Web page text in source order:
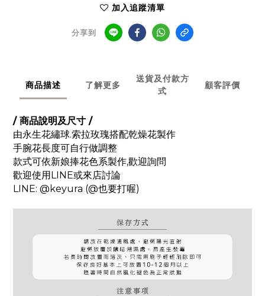
加入追蹤清單
分享到
商品描述 了解更多
送貨及付款方
式
顧客評價
/ 商品說明及尺寸 /
由永生花繡球.索拉玫瑰搭配乾燥花製作
手腕花長度可自行做調整
款式可依新娘捧花色系製作,歡迎詢問
歡迎使用LINE或來店討論
LINE: @keyura (@也要打喔)